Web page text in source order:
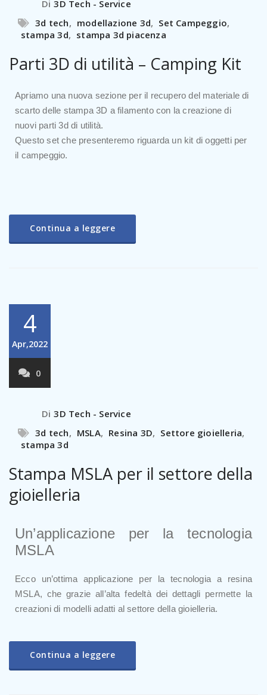
Di 3D Tech - Service
3d tech, modellazione 3d, Set Campeggio,
stampa 3d, stampa 3d piacenza
Parti 3D di utilità – Camping Kit
Camping kit – Parti 3D
Apriamo una nuova sezione per il recupero del materiale di
scarto delle stampa 3D a filamento con la creazione di
nuovi parti 3d di utilità.
Questo set che presenteremo riguarda un kit di oggetti per
il campeggio.
Continua a leggere
4
Apr,2022
0
Di 3D Tech - Service
3d tech, MSLA, Resina 3D, Settore gioielleria,
stampa 3d
Stampa MSLA per il settore della
gioielleria
Un’applicazione per la tecnologia
MSLA
Ecco un’ottima applicazione per la tecnologia a resina
MSLA, che grazie all’alta fedeltà dei dettagli permette la
creazioni di modelli adatti al settore della gioielleria.
Continua a leggere